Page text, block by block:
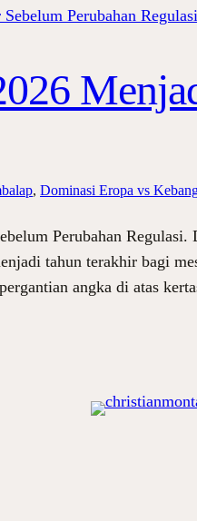
, Dominasi Eropa vs
Perubahan
tahun terakhir bagi
angka di atas